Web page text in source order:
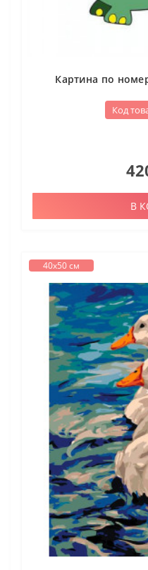
Картина по
Код
В
40х50 см